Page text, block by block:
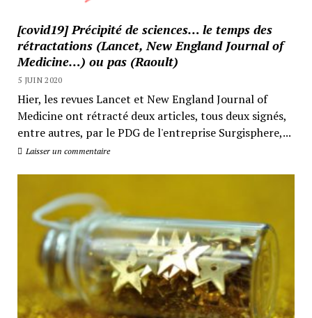
[covid19] Précipité de sciences… le temps des
rétractations (Lancet, New England Journal of
Medicine…) ou pas (Raoult)
5 JUIN 2020
Hier, les revues Lancet et New England Journal of
Medicine ont rétracté deux articles, tous deux signés,
entre autres, par le PDG de l'entreprise Surgisphere,...
Laisser un commentaire